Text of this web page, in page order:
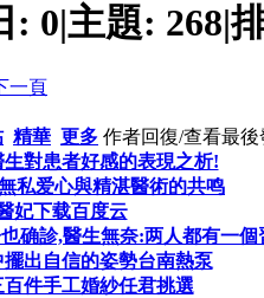
: 0|主題: 268|
一頁
精華 更多 作者回復/查看最後
對患者好感的表現之析!
私爱心與精湛醫術的共鸣
妃下载百度云
确診,醫生無奈:两人都有一個
出自信的姿勢台南熱泵
件手工婚紗任君挑選